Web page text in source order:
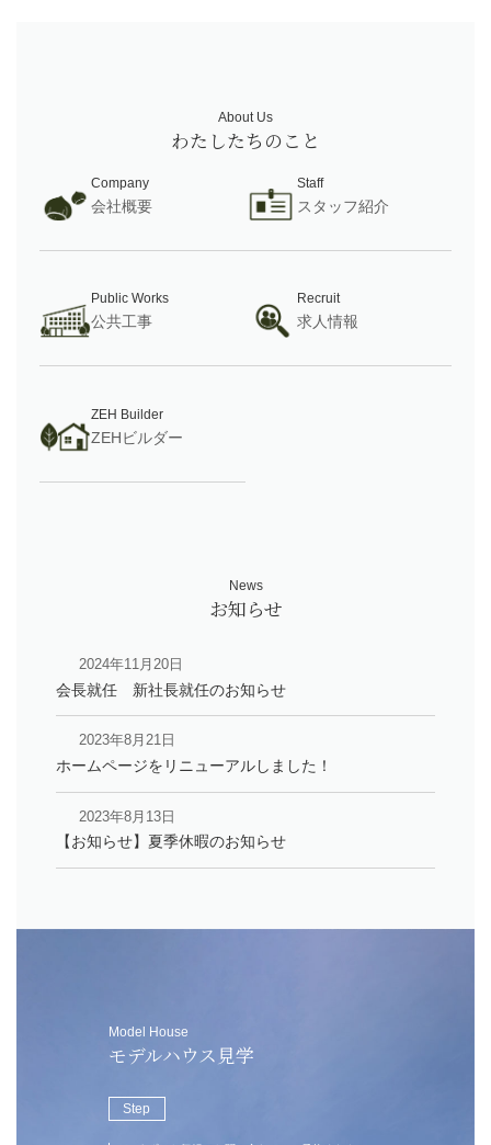
リフォーム・リノベーション
About Us
Company
会社概要
Staff
スタッフ紹介
Public Works
公共工事
Recruit
求人情報
ZEH Builder
ZEHビルダー
News
2024年11月20日
会長就任 新社長就任のお知らせ
2023年8月21日
ホームページをリニューアルしました！
2023年8月13日
【お知らせ】夏季休暇のお知らせ
Model House
Step